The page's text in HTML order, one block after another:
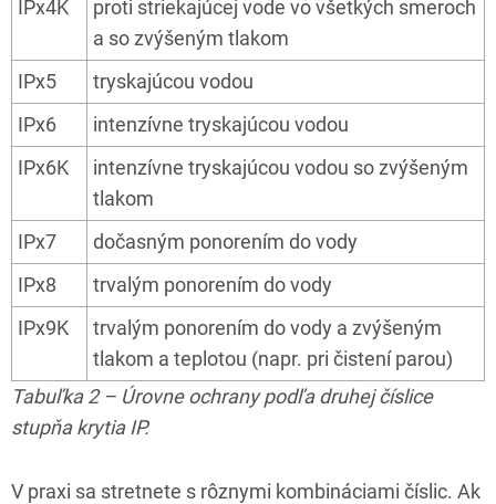
IPx4K
proti striekajúcej vode vo všetkých smeroch
a so zvýšeným tlakom
IPx5
tryskajúcou vodou
IPx6
intenzívne tryskajúcou vodou
IPx6K
intenzívne tryskajúcou vodou so zvýšeným
tlakom
IPx7
dočasným ponorením do vody
IPx8
trvalým ponorením do vody
IPx9K
trvalým ponorením do vody a zvýšeným
tlakom a teplotou (napr. pri čistení parou)
Tabuľka 2 – Úrovne ochrany podľa druhej číslice
stupňa krytia IP.
V praxi sa stretnete s rôznymi kombináciami číslic. Ak